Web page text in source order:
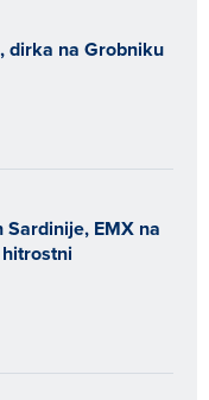
dirka na Grobniku
EMX na